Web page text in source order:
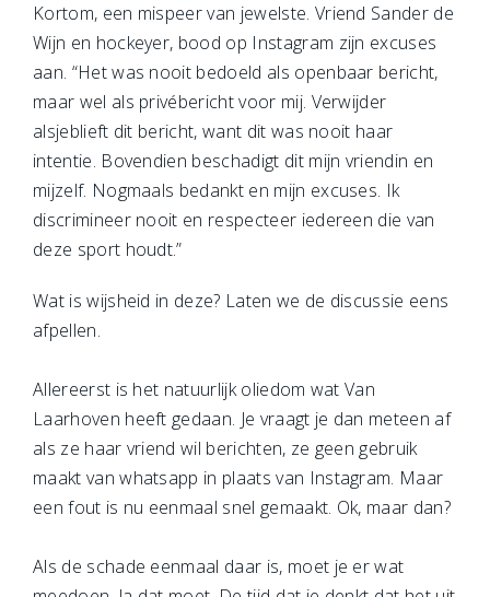
Kortom, een mispeer van jewelste. Vriend Sander de
Wijn en hockeyer, bood op Instagram zijn excuses
aan. “Het was nooit bedoeld als openbaar bericht,
maar wel als privébericht voor mij. Verwijder
alsjeblieft dit bericht, want dit was nooit haar
intentie. Bovendien beschadigt dit mijn vriendin en
mijzelf. Nogmaals bedankt en mijn excuses. Ik
discrimineer nooit en respecteer iedereen die van
deze sport houdt.”
Wat is wijsheid in deze? Laten we de discussie eens
afpellen.
Allereerst is het natuurlijk oliedom wat Van
Laarhoven heeft gedaan. Je vraagt je dan meteen af
als ze haar vriend wil berichten, ze geen gebruik
maakt van whatsapp in plaats van Instagram. Maar
een fout is nu eenmaal snel gemaakt. Ok, maar dan?
Als de schade eenmaal daar is, moet je er wat